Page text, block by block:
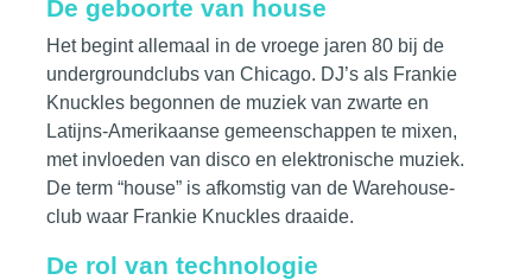
De geboorte van house
Het begint allemaal in de vroege jaren 80 bij de
undergroundclubs van Chicago. DJ’s als Frankie
Knuckles begonnen de muziek van zwarte en
Latijns-Amerikaanse gemeenschappen te mixen,
met invloeden van disco en elektronische muziek.
De term “house” is afkomstig van de Warehouse-
club waar Frankie Knuckles draaide.
De rol van technologie